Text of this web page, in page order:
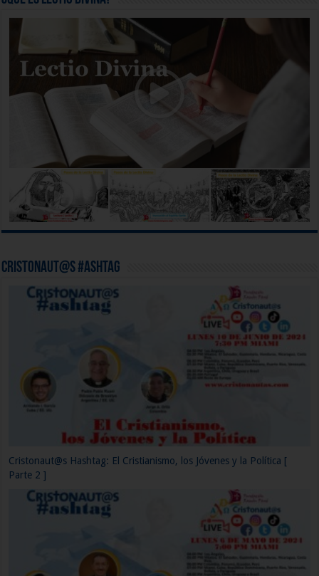
Cristonaut@s #ashtag
Cristonaut@s Hashtag: El Cristianismo, los Jóvenes y los Medios de
Comunicación